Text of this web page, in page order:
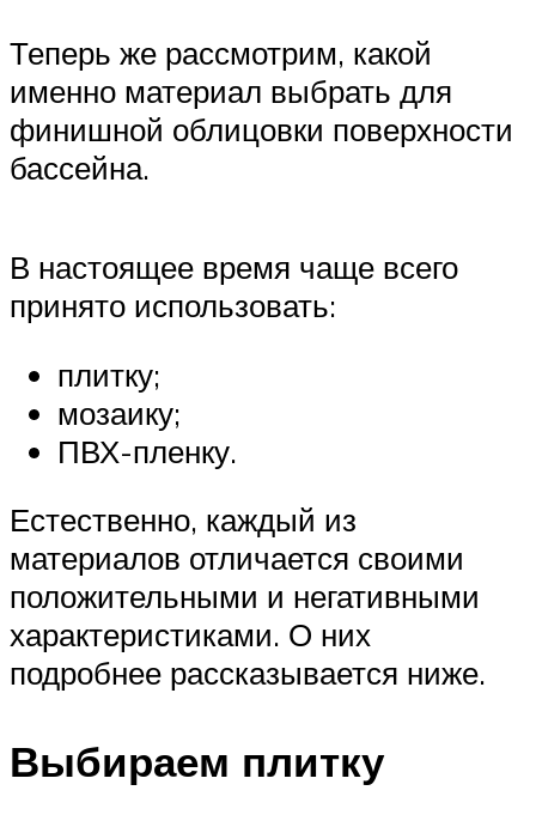
Теперь же рассмотрим, какой
именно материал выбрать для
финишной облицовки поверхности
бассейна.
В настоящее время чаще всего
принято использовать:
плитку;
мозаику;
ПВХ-пленку.
Естественно, каждый из
материалов отличается своими
положительными и негативными
характеристиками. О них
подробнее рассказывается ниже.
Выбираем плитку